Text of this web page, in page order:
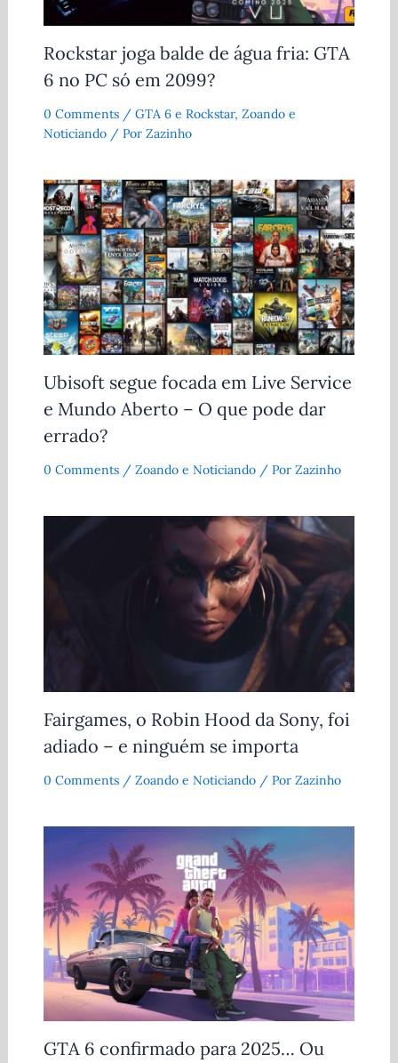
Rockstar joga balde de água fria: GTA
6 no PC só em 2099?
0 Comments / GTA 6 e Rockstar, Zoando e
Noticiando/ Por Zazinho
Ubisoft segue focada em Live Service
e Mundo Aberto – O que pode dar
errado?
0 Comments / Zoando e Noticiando/ Por Zazinho
Fairgames, o Robin Hood da Sony, foi
adiado – e ninguém se importa
0 Comments / Zoando e Noticiando/ Por Zazinho
GTA 6 confirmado para 2025… Ou